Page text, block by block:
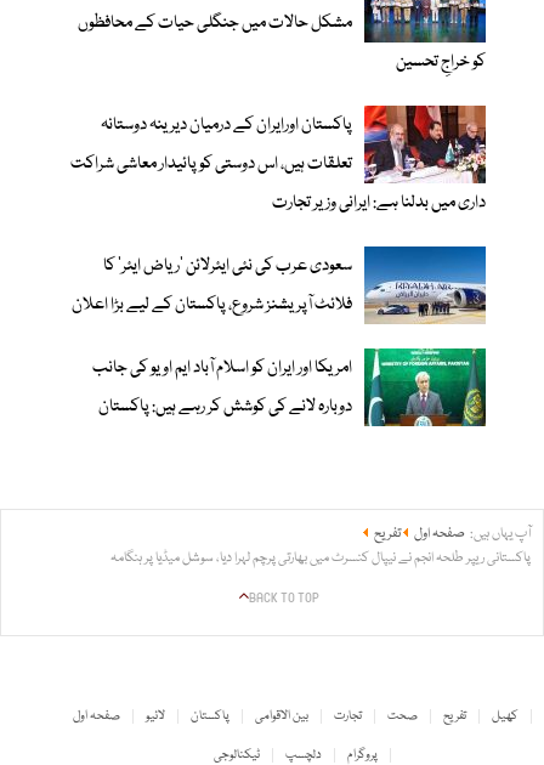
مشکل حالات میں جنگلی حیات کے محافظوں
کو خراجِ تحسین
پاکستان اورایران کے درمیان دیرینہ دوستانہ
تعلقات ہیں، اس دوستی کوپائیدار معاشی شراکت
داری میں بدلنا ہے: ایرانی وزیر تجارت
سعودی عرب کی نئی ایئرلائن ‘ریاض ایئر’ کا
فلائٹ آپریشنز شروع، پاکستان کے لیے بڑا اعلان
امریکا اور ایران کو اسلام آباد ایم او یو کی جانب
دوبارہ لانے کی کوشش کر رہے ہیں: پاکستان
آپ یہاں ہیں: صفحہ اول
تفریح
پاکستانی ریپر طلحہ انجم نے نیپال کنسرٹ میں بھارتی پرچم لہرا دیا، سوشل میڈیا پر ہنگامہ
BACK TO TOP
صفحہ اول لائیو پاکستان بین الاقوامی تجارت صحت تفریح
کھیل
ٹیکنالوجی
دلچسپ پروگرام